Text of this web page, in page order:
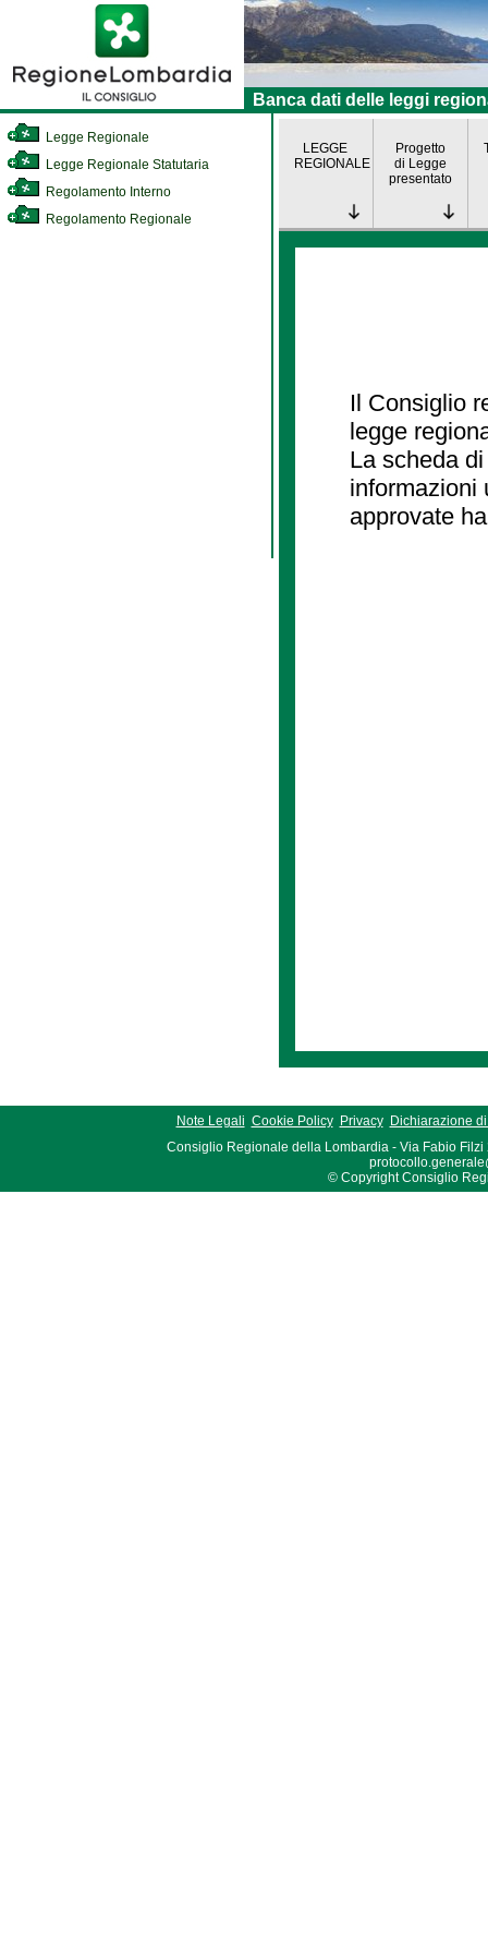
Banca dati delle leggi
Legge Regionale
Legge Regionale Statutaria
Regolamento Interno
Regolamento Regionale
LEGGE
REGIONALE
Progetto
di Legge
presentato
Il Consiglio
legge
La scheda
informazioni
approvate
Note Legali Cookie Policy Privacy
Dichiarazione
Consiglio Regionale della Lombardia - Via Fabio Filzi
© Copyright Consiglio